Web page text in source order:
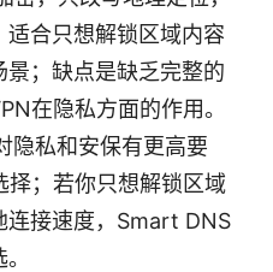
合只想解锁区域内容
；缺点是缺乏完整的
在隐私方面的作用。
隐私和安保有更高要
择；若你只想解锁区域
连接速度，Smart DNS